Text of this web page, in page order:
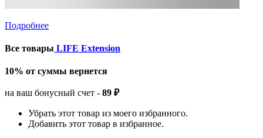
Подробнее
Все товары LIFE Extension
10% от суммы вернется
на ваш бонусный счет - 89 ₽
Убрать этот товар из моего избранного.
Добавить этот товар в избранное.